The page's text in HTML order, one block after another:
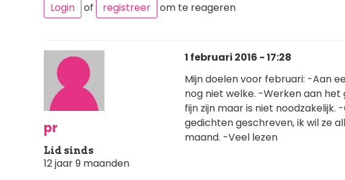
Login of registreer om te reageren
pr
Lid sinds
12 jaar 9 maanden
1 februari 2016 - 17:28
Mijn doelen voor februari: -Aan
nog niet welke. -Werken aan
fijn zijn maar is niet noodzakelijk.
gedichten geschreven, ik wil ze
maand. -Veel lezen